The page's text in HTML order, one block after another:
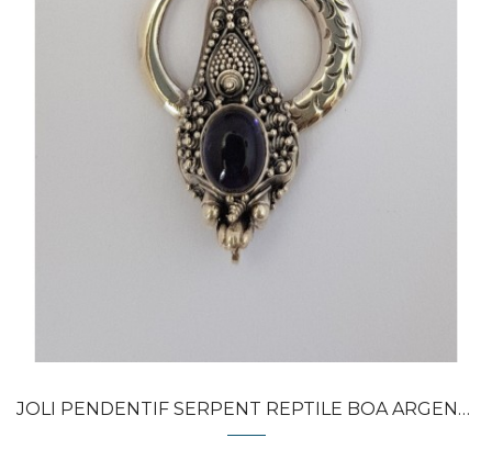
Dans mon panier
APERÇU RAPIDE
JOLI PENDENTIF SERPENT REPTILE BOA ARGENT...